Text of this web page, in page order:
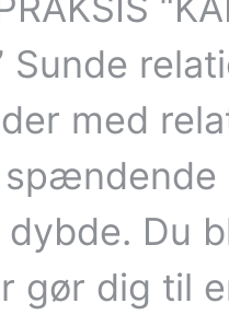
Sunde
med
dybde. Du
gør dig til